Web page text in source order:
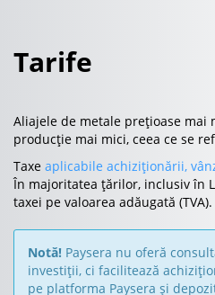
Tarife
Aliajele de metale prețioase mai
producție mai mici, ceea ce se
Taxe aplicabile achiziționării,
În majoritatea țărilor, inclusiv în
taxei pe valoarea adăugată (TVA).
Notă! Paysera nu oferă
investiții, ci facilitează
pe platforma Paysera și